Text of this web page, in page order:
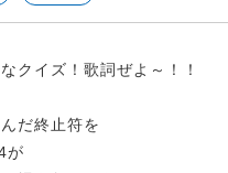
クイズ！歌詞ぜよ～！！
だ終止符を
が